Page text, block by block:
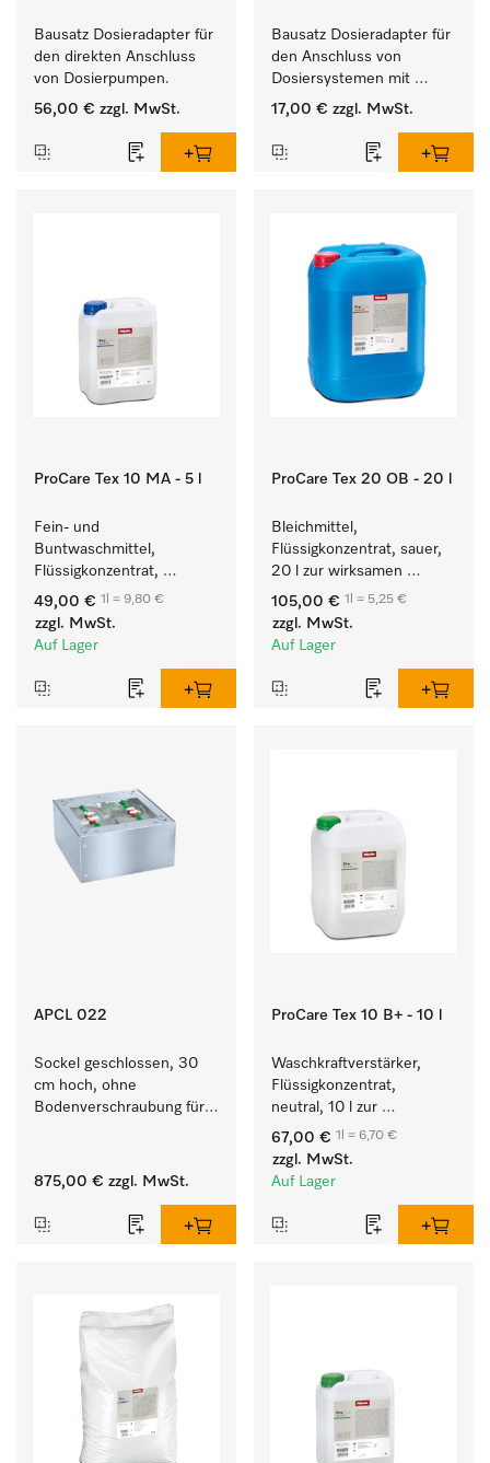
Bausatz Dosieradapter für
den direkten Anschluss
von Dosierpumpen.
56,00 € zzgl. MwSt.
Bausatz Dosieradapter für
den Anschluss von
Dosiersystemen mit
Wassereinspülung.
17,00 € zzgl. MwSt.
ProCare Tex 10 MA - 5 l
Fein- und
Buntwaschmittel,
Flüssigkonzentrat,
mildalkalisch, 5 l zur
Reinigung von
Buntwäsche und
49,00 € 1l = 9,80 €
zzgl. MwSt.
Auf Lager
ProCare Tex 20 OB - 20 l
Bleichmittel,
Flüssigkonzentrat, sauer,
20 l zur wirksamen
Entfernung von
hartnäckigen Flecken.
105,00 € 1l = 5,25 €
zzgl. MwSt.
Auf Lager
APCL 022
Sockel geschlossen, 30
cm hoch, ohne
Bodenverschraubung für
Waschmaschine und
875,00 € zzgl. MwSt.
ProCare Tex 10 B+ - 10 l
Waschkraftverstärker,
Flüssigkonzentrat,
neutral, 10 l zur
wirksamen Entfernung
von Fettverschmutzungen.
67,00 € 1l = 6,70 €
zzgl. MwSt.
Auf Lager